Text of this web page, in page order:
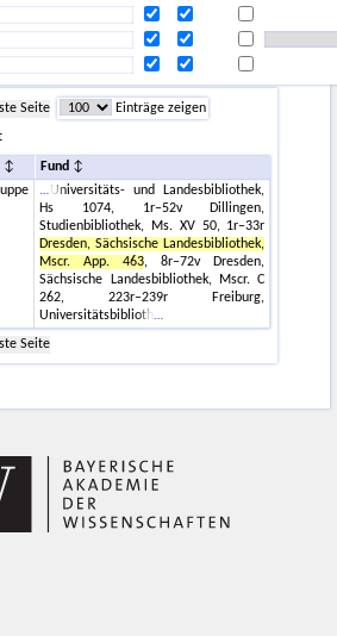
Seite
Einträge zeigen
Fund
Universitäts- und Landesbibliothek,
Hs 1074, 1r–52v Dillingen,
Studienbibliothek, Ms. XV 50, 1r–33r
Dresden, Sächsische Landesbibliothek,
Mscr. App. 463, 8r–72v Dresden,
Sächsische Landesbibliothek, Mscr. C
262, 223r–239r Freiburg,
Universitätsbiblioth
Seite